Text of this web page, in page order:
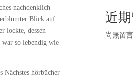
nachdenklich
Blick auf
lockte, dessen
so lebendig wie
hörbücher
近
尚無留